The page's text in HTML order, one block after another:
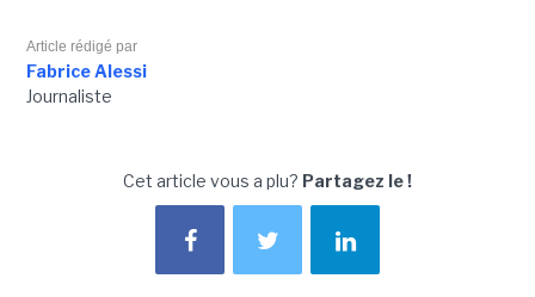
Article rédigé par
Fabrice Alessi
Journaliste
Cet article vous a plu? Partagez le !